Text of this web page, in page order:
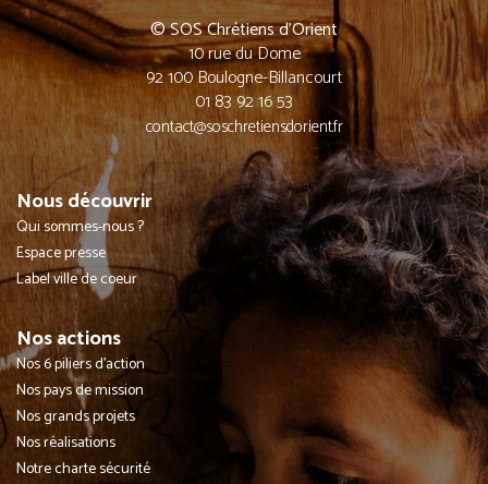
© SOS Chrétiens d’Orient
10 rue du Dome
92 100 Boulogne-Billancourt
01 83 92 16 53
contact@soschretiensdorient.fr
Nous découvrir
Qui sommes-nous ?
Espace presse
Label ville de coeur
Nos actions
Nos 6 piliers d'action
Nos pays de mission
Nos grands projets
Nos réalisations
Notre charte sécurité